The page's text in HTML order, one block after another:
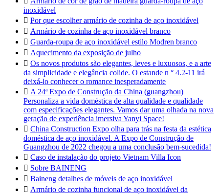
inoxidável
 Por que escolher armário de cozinha de aço inoxidável
 Armário de cozinha de aço inoxidável branco
 Guarda-roupa de aço inoxidável estilo Modren branco
 Aquecimento da exposição de julho
 Os novos produtos são elegantes, leves e luxuosos, e a arte
da simplicidade e elegância colide. O estande n ° 4.2-11 irá
deixá-lo conhecer o romance inesperadamente
 A 24ª Expo de Construção da China (guangzhou)
Personaliza a vida doméstica de alta qualidade e qualidade
com especificações elegantes. Vamos dar uma olhada na nova
geração de experiência imersiva Yanyi Space!
 China Construction Expo olha para trás na festa da estética
doméstica de aço inoxidável. A Expo de Construção de
Guangzhou de 2022 chegou a uma conclusão bem-sucedida!
 Caso de instalação do projeto Vietnam Villa Icon
 Sobre BAINENG
 Baineng detalhes de móveis de aço inoxidável
 Armário de cozinha funcional de aço inoxidável da